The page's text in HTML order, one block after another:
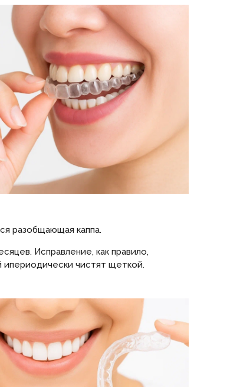
разобщающая каппа.
Исправление, как правило,
чистят щеткой.